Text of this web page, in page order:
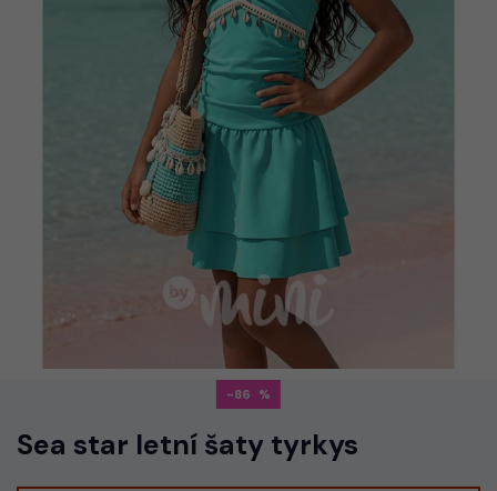
-86
Sea star letní šaty tyrkys